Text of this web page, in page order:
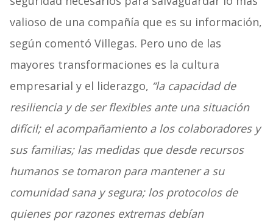
valioso de una compañía que es su información,
según comentó Villegas. Pero uno de las
mayores transformaciones es la cultura
empresarial y el liderazgo, “la capacidad de
resiliencia y de ser flexibles ante una situación
difícil; el acompañamiento a los colaboradores y
sus familias; las medidas que desde recursos
humanos se tomaron para mantener a su
comunidad sana y segura; los protocolos de
quienes por razones extremas debían